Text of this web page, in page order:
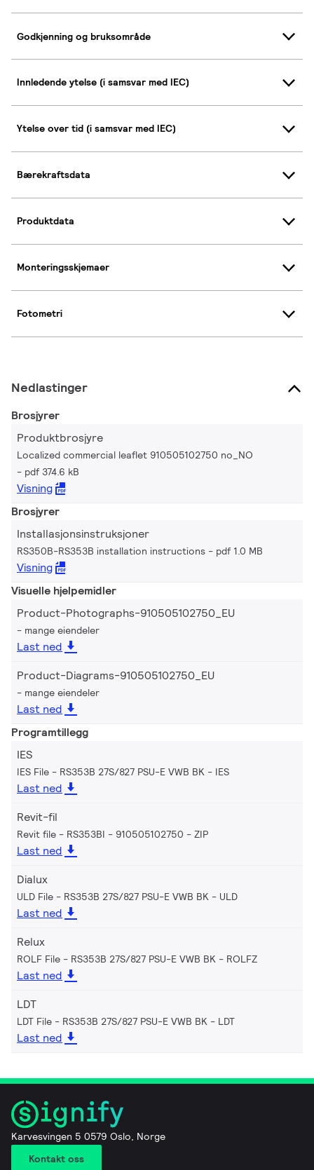
Godkjenning og bruksområde
Innledende ytelse (i samsvar med IEC)
Ytelse over tid (i samsvar med IEC)
Bærekraftsdata
Produktdata
Monteringsskjemaer
Fotometri
Nedlastinger
Brosjyrer
Produktbrosjyre
Localized commercial leaflet 910505102750 no_NO
pdf 374.6 kB
Visning
Brosjyrer
Installasjonsinstruksjoner
RS350B-RS353B installation instructions pdf 1.0 MB
Visning
Visuelle hjelpemidler
Product-Photographs-910505102750_EU
mange eiendeler
Last ned
Product-Diagrams-910505102750_EU
mange eiendeler
Last ned
Programtillegg
IES
IES File - RS353B 27S/827 PSU-E VWB BK IES
Last ned
Revit-fil
Revit file - RS353BI - 910505102750 ZIP
Last ned
Dialux
ULD File - RS353B 27S/827 PSU-E VWB BK ULD
Last ned
Relux
ROLF File - RS353B 27S/827 PSU-E VWB BK ROLFZ
Last ned
LDT
LDT File - RS353B 27S/827 PSU-E VWB BK LDT
Last ned
Karvesvingen 5 0579 Oslo, Norge
Kontakt oss